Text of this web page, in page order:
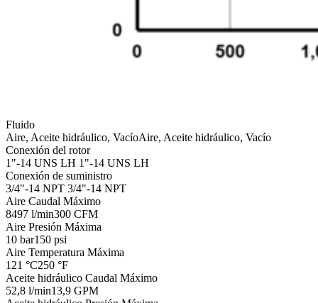
Fluido
Aire, Aceite hidráulico, VacíoAire, Aceite hidráulico, Vacío
Conexión del rotor
1"-14 UNS LH 1"-14 UNS LH
Conexión de suministro
3/4"-14 NPT 3/4"-14 NPT
Aire Caudal Máximo
8497 l/min300 CFM
Aire Presión Máxima
10 bar150 psi
Aire Temperatura Máxima
121 °C250 °F
Aceite hidráulico Caudal Máximo
52,8 l/min13,9 GPM